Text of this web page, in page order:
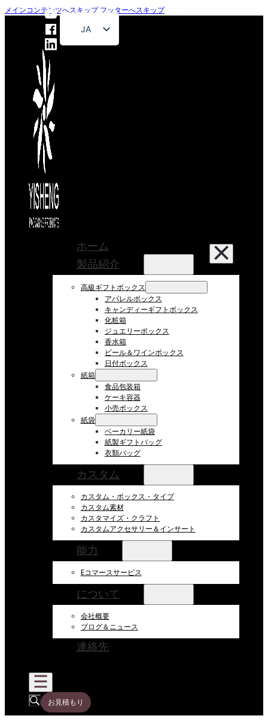
メインコンテンツへスキップ フッターへスキップ
JA
EN
ホーム
製品紹介
高級ギフトボックス
アパレルボックス
キャンディーギフトボックス
化粧箱
ジュエリーボックス
香水箱
ビール＆ワインボックス
日付ボックス
紙箱
食品包装箱
ケーキ容器
小売ボックス
紙袋
ベーカリー紙袋
紙製ギフトバッグ
衣類バッグ
カスタム
カスタム・ボックス・タイプ
カスタム素材
カスタマイズ・クラフト
カスタムアクセサリー＆インサート
能力
Eコマースサービス
について
会社概要
ブログ＆ニュース
連絡先
お見積もり